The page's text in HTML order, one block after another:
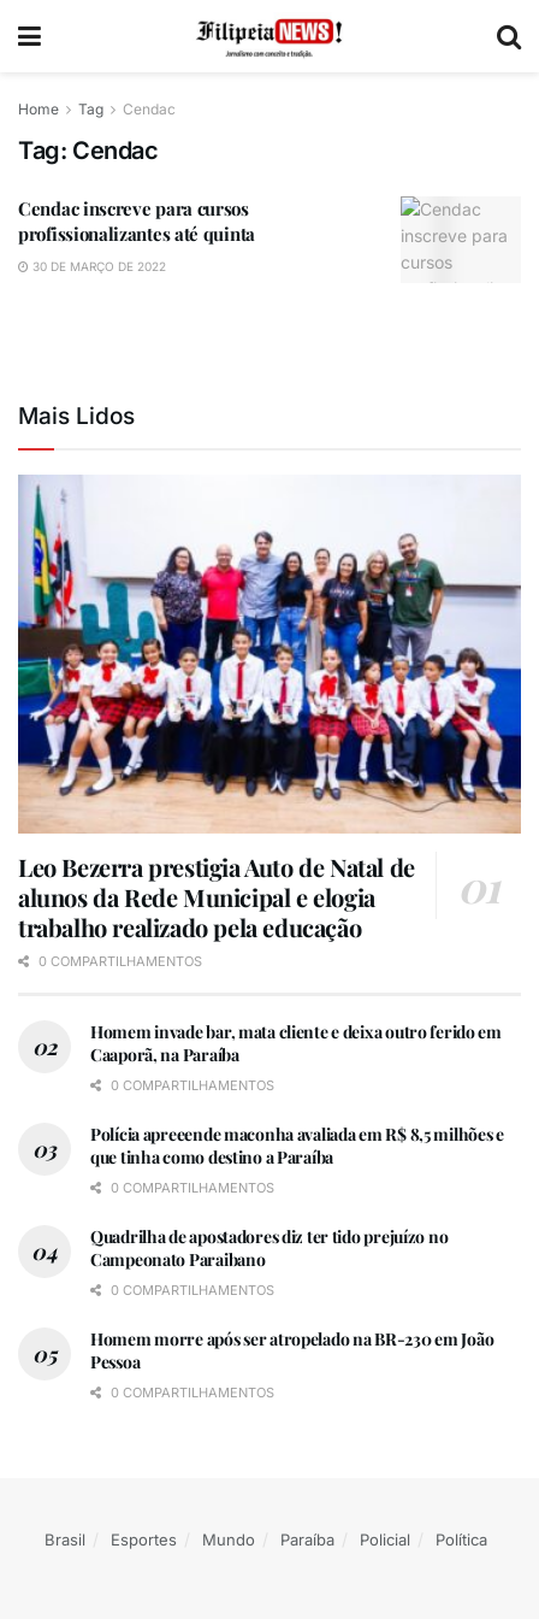
Home Tag Cendac
Tag: Cendac
Cendac inscreve para cursos
profissionalizantes até quinta
30 DE MARÇO DE 2022
Mais Lidos
Leo Bezerra prestigia Auto de Natal de
alunos da Rede Municipal e elogia
trabalho realizado pela educação
0 COMPARTILHAMENTOS
Homem invade bar, mata cliente e deixa outro ferido em
Caaporã, na Paraíba
0 COMPARTILHAMENTOS
Polícia apreeende maconha avaliada em R$ 8,5 milhões e
que tinha como destino a Paraíba
0 COMPARTILHAMENTOS
Quadrilha de apostadores diz ter tido prejuízo no
Campeonato Paraibano
0 COMPARTILHAMENTOS
Homem morre após ser atropelado na BR-230 em João
Pessoa
0 COMPARTILHAMENTOS
Brasil Esportes Mundo Paraíba Policial Política